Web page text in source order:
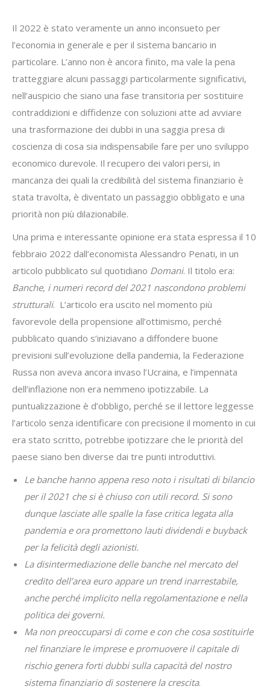
Il 2022 è stato veramente un anno inconsueto per
l’economia in generale e per il sistema bancario in
particolare. L’anno non è ancora finito, ma vale la pena
tratteggiare alcuni passaggi particolarmente significativi,
nell’auspicio che siano una fase transitoria per sostituire
contraddizioni e diffidenze con soluzioni atte ad avviare
una trasformazione dei dubbi in una saggia presa di
coscienza di cosa sia indispensabile fare per uno sviluppo
economico durevole. Il recupero dei valori persi, in
mancanza dei quali la credibilità del sistema finanziario è
stata travolta, è diventato un passaggio obbligato e una
priorità non più dilazionabile.
Una prima e interessante opinione era stata espressa il 10
febbraio 2022 dall’economista Alessandro Penati, in un
articolo pubblicato sul quotidiano Domani. Il titolo era:
Banche, i numeri record del 2021 nascondono problemi
strutturali. L’articolo era uscito nel momento più
favorevole della propensione all’ottimismo, perché
pubblicato quando s’iniziavano a diffondere buone
previsioni sull’evoluzione della pandemia, la Federazione
Russa non aveva ancora invaso l’Ucraina, e l’impennata
dell’inflazione non era nemmeno ipotizzabile. La
puntualizzazione è d’obbligo, perché se il lettore leggesse
l’articolo senza identificare con precisione il momento in cui
era stato scritto, potrebbe ipotizzare che le priorità del
paese siano ben diverse dai tre punti introduttivi.
Le banche hanno appena reso noto i risultati di bilancio
per il 2021 che si è chiuso con utili record. Si sono
dunque lasciate alle spalle la fase critica legata alla
pandemia e ora promettono lauti dividendi e buyback
per la felicità degli azionisti.
La disintermediazione delle banche nel mercato del
credito dell’area euro appare un trend inarrestabile,
anche perché implicito nella regolamentazione e nella
politica dei governi.
Ma non preoccuparsi di come e con che cosa sostituirle
nel finanziare le imprese e promuovere il capitale di
rischio genera forti dubbi sulla capacità del nostro
sistema finanziario di sostenere la crescita.